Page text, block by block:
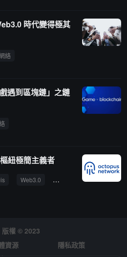
時代變得極其
絡
遇到區塊鏈」之鏈
紐極簡主義者
Web3.0 NEAR
版權 © 2023
資源
隱私政策